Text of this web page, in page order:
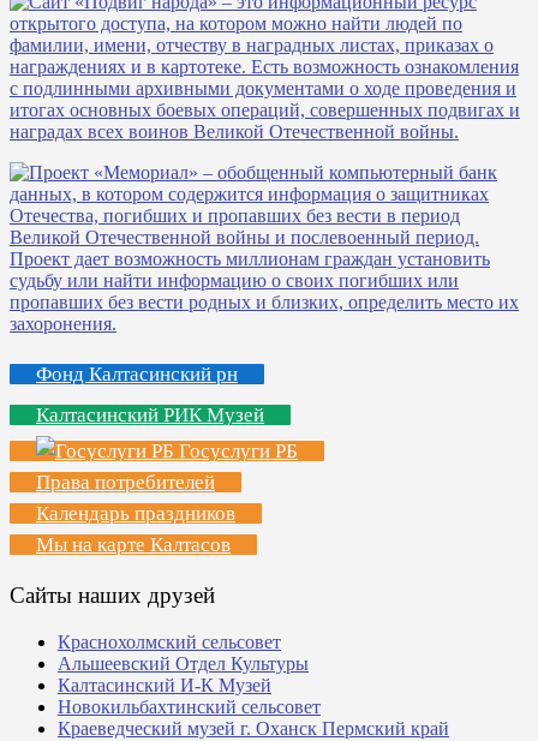
Фонд Калтасинский рн
Калтасинский РИК Музей
Госуслуги РБ
Права потребителей
Календарь праздников
Мы на карте Калтасов
Сайты наших друзей
Краснохолмский сельсовет
Альшеевский Отдел Культуры
Калтасинский И-К Музей
Новокильбахтинский сельсовет
Краеведческий музей г. Оханск Пермский край